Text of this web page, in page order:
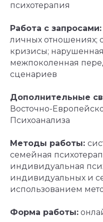
психотерапия
Работа с запросами:
личных отношениях;
кризисы;
межпоколенная
сценариев
Дополнительные
Восточно-
Психоанализа
Методы работы:
семейная
индивидуальная
индивидуальных и
использованием
Форма работы:
Лицензия
Сведения об
Главная
Реквизиты
16 + ©АНО «ДСК» 2024 -
Сайт сделан в